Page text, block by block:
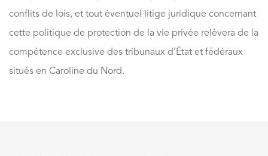
conflits de lois, et tout éventuel litige juridique concernant
cette politique de protection de la vie privée relèvera de la
compétence exclusive des tribunaux d’État et fédéraux
situés en Caroline du Nord.